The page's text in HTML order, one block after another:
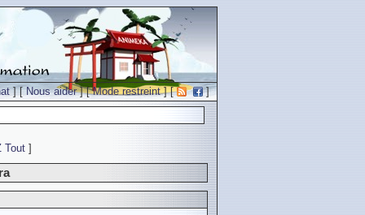
] [Nous aider] [Mode restreint] [ ]
Tout ]